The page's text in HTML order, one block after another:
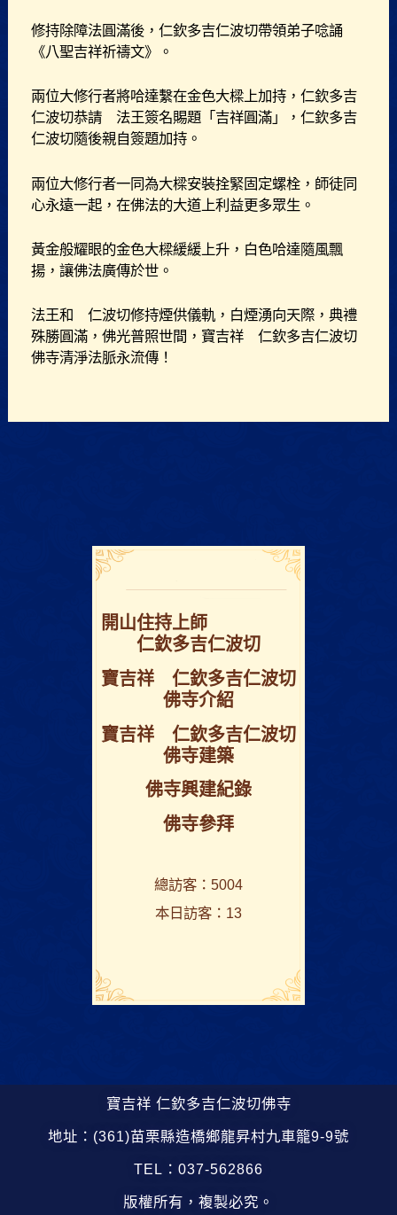
開⼭住持上師
仁欽多吉仁波切
寶吉祥 仁欽多吉仁波切
佛寺介紹
寶吉祥 仁欽多吉仁波切
佛寺建築
佛寺興建紀錄
佛寺參拜
總訪客：5004
本日訪客：13
修持除障法圓滿後，仁欽多吉仁波切帶領弟子唸誦
《八聖吉祥祈禱文》。
兩位大修行者將哈達繫在金色大樑上加持，仁欽多吉
仁波切恭請 法王簽名賜題「吉祥圓滿」，仁欽多吉
仁波切隨後親自簽題加持。
兩位大修行者一同為大樑安裝拴緊固定螺栓，師徒同
心永遠一起，在佛法的大道上利益更多眾生。
黃金般耀眼的金色大樑緩緩上升，白色哈達隨風飄
揚，讓佛法廣傳於世。
法王和 仁波切修持煙供儀軌，白煙湧向天際，典禮
殊勝圓滿，佛光普照世間，寶吉祥 仁欽多吉仁波切
佛寺清淨法脈永流傳！
寶吉祥 仁欽多吉仁波切佛寺
地址：(361)苗栗縣造橋鄉龍昇村九車籠9-9號
TEL：037-562866
版權所有，複製必究。